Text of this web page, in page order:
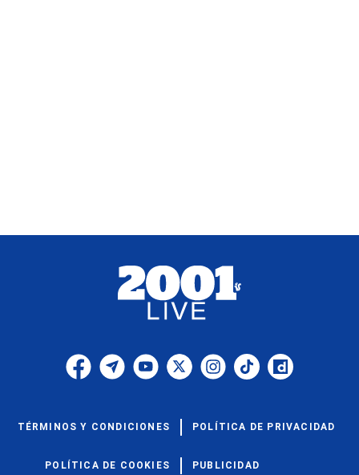
TÉRMINOS Y CONDICIONES POLÍTICA DE PRIVACIDAD
POLÍTICA DE COOKIES PUBLICIDAD